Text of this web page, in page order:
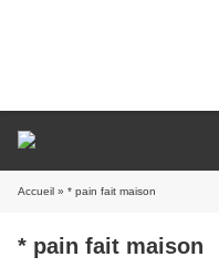
Accueil » * pain fait maison
* pain fait maison